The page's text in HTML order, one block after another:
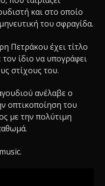
και στο οποίο
του σφραγίδα.
Πετράκου έχει τίτλο
ίδιο να υπογράφει
στίχους του.
ανέλαβε ο
οπτικοποίηση του
με την πολύτιμη